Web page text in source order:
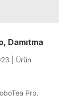
Damıtma
Ürün
Pro,